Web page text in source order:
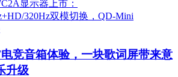
竞音箱体验，一块歌词屏带来意
升级